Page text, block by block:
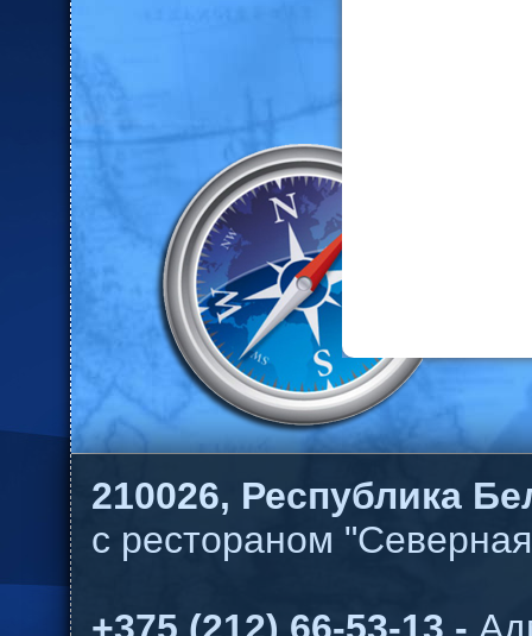
210026, Республика
с рестораном